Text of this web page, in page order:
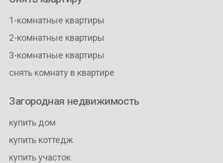
1-комнатные квартиры
2-комнатные квартиры
3-комнатные квартиры
снять комнату в квартире
Загородная недвижимость
купить дом
купить коттедж
купить участок